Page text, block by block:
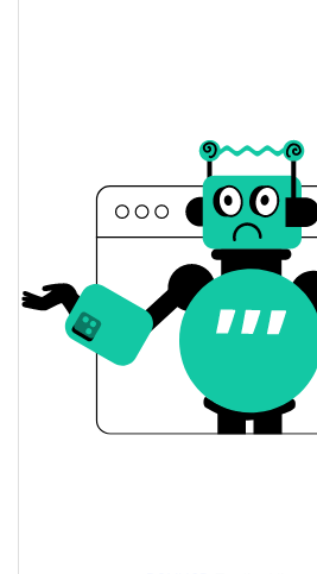
Dünkü Hacim
Bitcoin Fiyat Geçmişi
7g Düşük/7g Yüksek
30g Düşük/30g Yüksek
90g Düşük/90g Yüksek